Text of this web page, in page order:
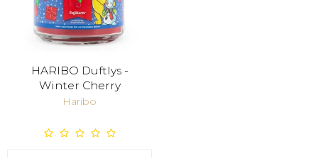
HARIBO Duftlys -
Winter Cherry
Haribo